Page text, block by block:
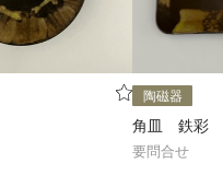
陶磁器
角皿 鉄彩
要問合せ